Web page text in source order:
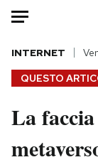
HOME
Italia
Politica
QUESTO
INTERNET
La